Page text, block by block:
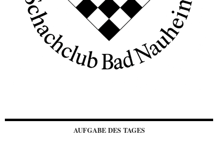
AUFGABE DES TAGES